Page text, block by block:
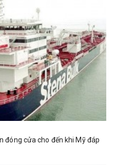
đóng cửa cho đến khi Mỹ đáp